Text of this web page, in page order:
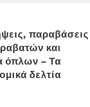
παραβάσεις
και
όπλων – Τα
δελτία